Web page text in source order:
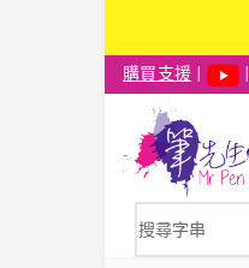
購買支援